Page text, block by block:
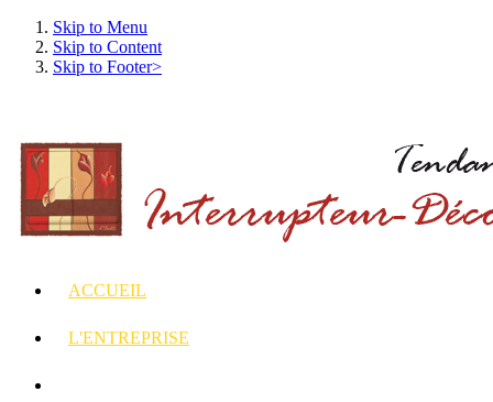
Skip to Menu
Skip to Content
Skip to Footer>
ACCUEIL
L'ENTREPRISE